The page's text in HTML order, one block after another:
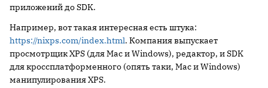
приложений до SDK.
Например, вот такая интересная есть штука:
https://nixps.com/index.html. Компания выпускает
просмотрщик XPS (для Mac и Windows), редактор, и SDK
для кроссплатформенного (опять таки, Mac и Windows)
манипулирования XPS.